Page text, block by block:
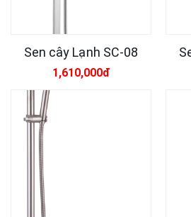
Sen cây Lạnh SC-08
1,610,000đ